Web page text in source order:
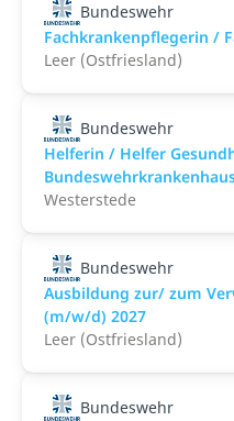
Bundeswehr
Fachkrankenpflegerin /
Leer (Ostfriesland)
Bundeswehr
Helferin / Helfer
Westerstede
Bundeswehr
Ausbildung zur/ zum
(m/w/d) 2027
Leer (Ostfriesland)
Bundeswehr